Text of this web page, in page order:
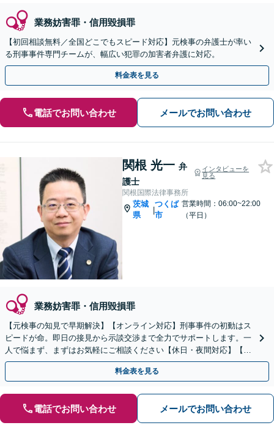
業務妨害罪・信用毀損罪
【初回相談無料／全国どこでもスピード対応】元検事の弁護士が率い
る刑事事件専門チームが、幅広い犯罪の加害者弁護に対応。
料金表を見る
電話でお問い合わせ メールでお問い合わせ
関根 光一 弁
護士
インタビューを
見る
関根国際法律事務所
茨城
県
|
つくば
市
営業時間：06:00~22:00
（平日）
業務妨害罪・信用毀損罪
【元検事の知見で早期解決】【オンライン対応】刑事事件の初動はス
ピードが命。即日の接見から示談交渉まで全力でサポートします。一
人で悩まず、まずはお気軽にご相談ください【休日・夜間対応】【英
語・ベトナム語対応可】
料金表を見る
電話でお問い合わせ メールでお問い合わせ